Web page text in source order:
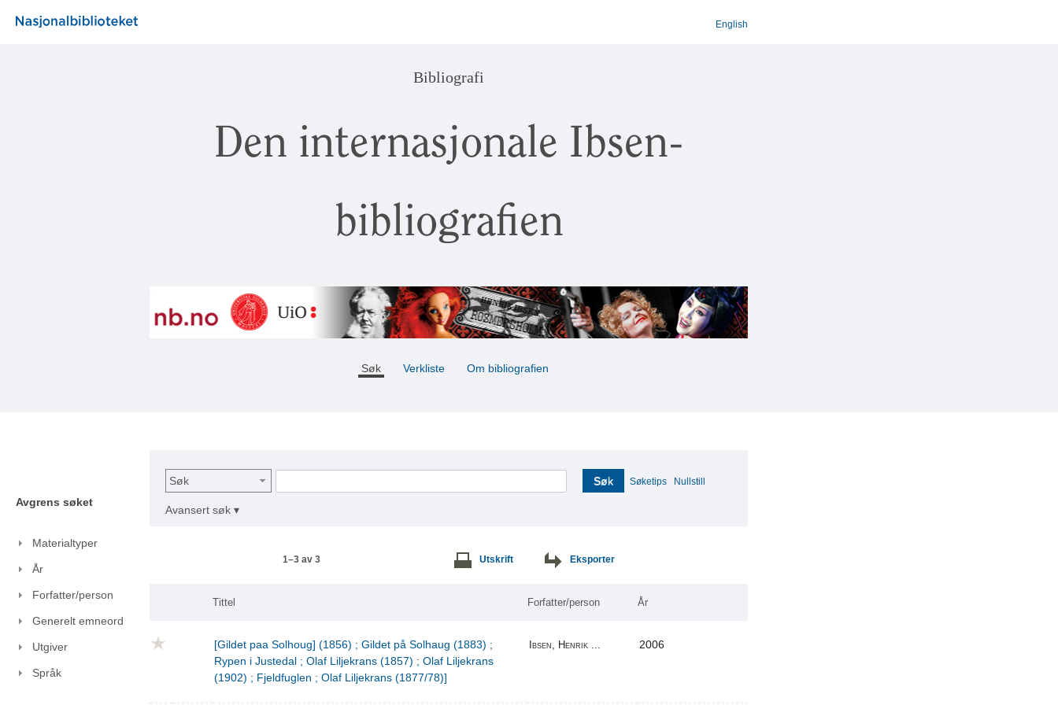
English
Bibliografi
Den internasjonale Ibsen-
bibliografien
Søk Verkliste Om bibliografien
Avgrens søket
Materialtyper
År
Forfatter/person
Generelt emneord
Utgiver
Språk
Søk Søk Søketips Nullstill
Avansert søk ▾
1–3 av 3 Utskrift Eksporter
Tittel Forfatter/person År
[Gildet paa Solhoug] (1856) ; Gildet på Solhaug (1883) ;
Rypen i Justedal ; Olaf Liljekrans (1857) ; Olaf Liljekrans
(1902) ; Fjeldfuglen ; Olaf Liljekrans (1877/78)]
Ibsen, Henrik ... 2006